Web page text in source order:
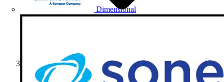
Dimensional
Notícias do Setor